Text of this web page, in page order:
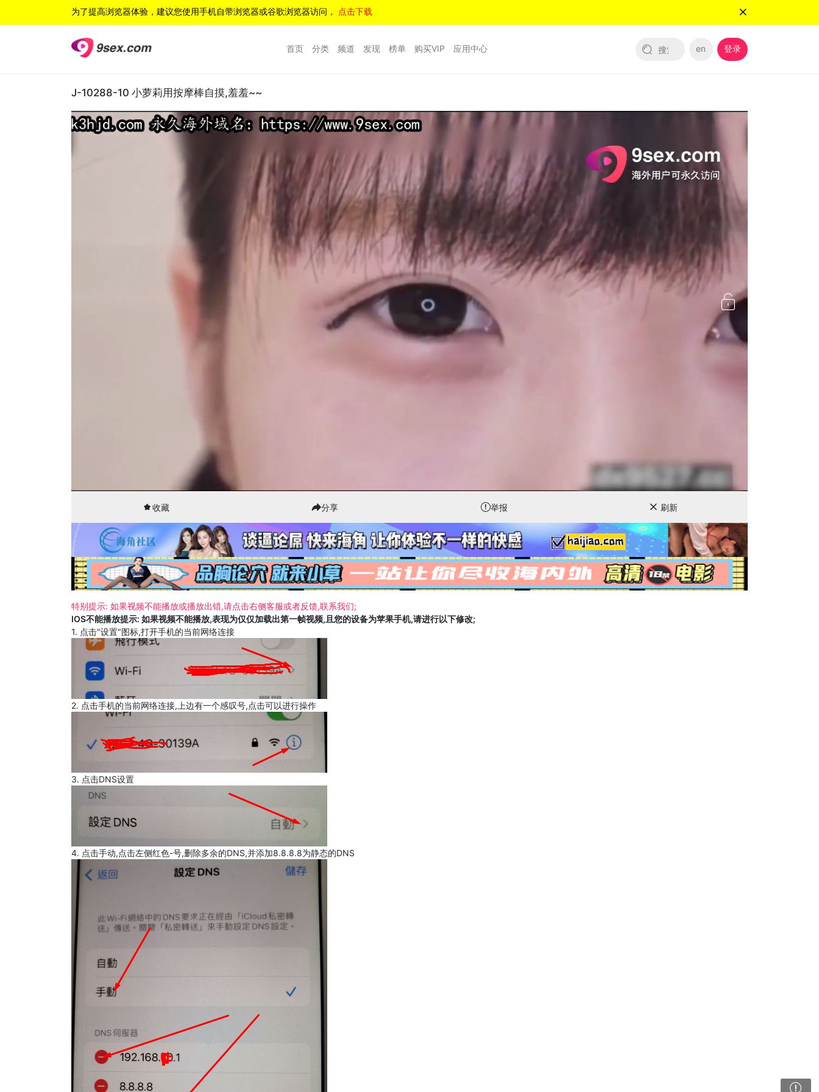
为了提高浏览器体验，建议您使用手机自带浏览器或谷歌浏览器访问， 点击下载
首页 分类 频道 发现 榜单 购买VIP 应用中心 en 登录
J-10288-10 小萝莉用按摩棒自摸,羞羞~~
00:15
收藏 分享 举报 刷新
特别提示: 如果视频不能播放或播放出错,请点击右侧客服或者反馈,联系我们;
IOS不能播放提示: 如果视频不能播放,表现为仅仅加载出第一帧视频,且您的设备为苹果手机,请进行以下修改;
1. 点击"设置"图标,打开手机的当前网络连接
2. 点击手机的当前网络连接,上边有一个感叹号,点击可以进行操作
3. 点击DNS设置
4. 点击手动,点击左侧红色-号,删除多余的DNS,并添加8.8.8.8为静态的DNS